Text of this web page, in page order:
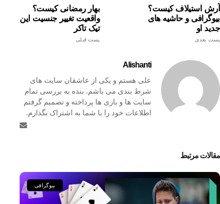
بهار رمضانی کیست؟
واقعیت تغییر جنسیت این
تیک تاکر
پست قبلی
آرش استیلاف کیست؟
بیوگرافی و حاشیه های
جدید او
پست بعدی
Alishanti
علی هستم و یکی از عاشقان سایت های
شرط بندی می باشم. بنده به بررسی تمام
سایت ها و بازی ها پرداخته و تصمیم گرفتم
اطلاعات خود را با شما به اشتراک بگذارم.
مقالات مرتبط
بیوگرافی